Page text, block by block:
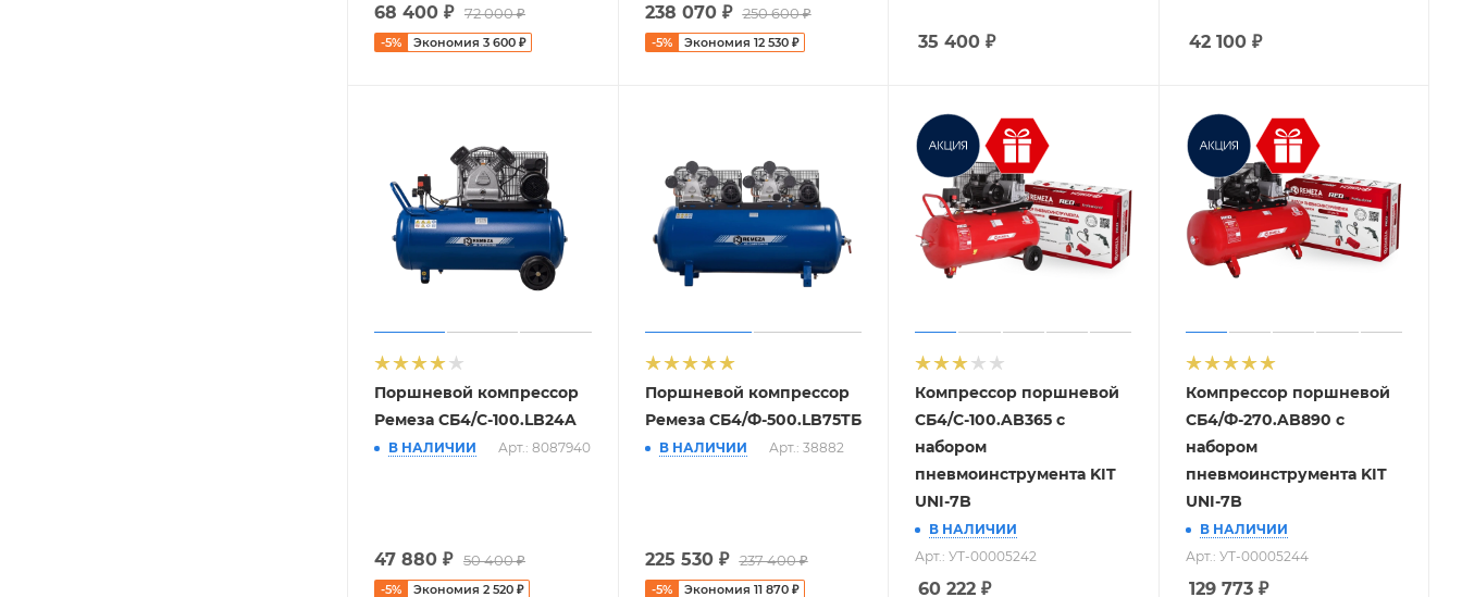
68 400 ₽ 72 000₽
-5% Экономия 3 600 ₽
238 070₽ 250 600₽
-5% Экономия 12 530₽ 35 400 ₽ 42 100₽
Поршневой компрессор
Ремеза СБ4/С-100.LB24A
В НАЛИЧИИ Арт.: 8087940
47 880 ₽ 50 400₽
-5% Экономия 2 520 ₽
Поршневой компрессор
Ремеза СБ4/Ф-500.LB75TБ
В НАЛИЧИИ Арт.: 38882
225 530₽ 237 400₽
-5% Экономия 11 870₽
Компрессор поршневой
СБ4/С-100.AB365 с
набором
пневмоинструмента KIT
UNI-7B
В НАЛИЧИИ
Арт.: УТ-00005242
60 222 ₽
Компрессор поршневой
СБ4/Ф-270.AB890 с
набором
пневмоинструмента KIT
UNI-7B
В НАЛИЧИИ
Арт.: УТ-00005244
129 773₽